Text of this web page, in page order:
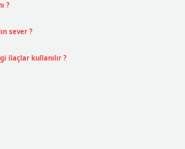
?
sever ?
ilaçlar kullanılır ?